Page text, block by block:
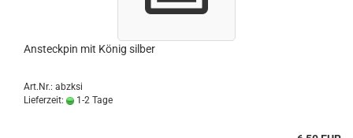
Ansteckpin mit König silber
Art.Nr.: abzksi
Lieferzeit:
1-2 Tage